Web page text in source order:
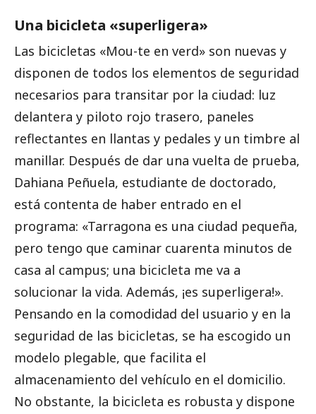
Una bicicleta «superligera»
Las bicicletas «Mou-te en verd» son nuevas y
disponen de todos los elementos de seguridad
necesarios para transitar por la ciudad: luz
delantera y piloto rojo trasero, paneles
reflectantes en llantas y pedales y un timbre al
manillar. Después de dar una vuelta de prueba,
Dahiana Peñuela, estudiante de doctorado,
está contenta de haber entrado en el
programa: «Tarragona es una ciudad pequeña,
pero tengo que caminar cuarenta minutos de
casa al campus; una bicicleta me va a
solucionar la vida. Además, ¡es superligera!».
Pensando en la comodidad del usuario y en la
seguridad de las bicicletas, se ha escogido un
modelo plegable, que facilita el
almacenamiento del vehículo en el domicilio.
No obstante, la bicicleta es robusta y dispone